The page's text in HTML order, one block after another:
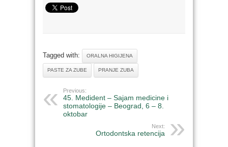
Tagged with: ORALNA HIGIJENA
PASTE ZA ZUBE PRANJE ZUBA
Previous:
45. Medident – Sajam medicine i
stomatologije – Beograd, 6 – 8.
oktobar
Next:
Ortodontska retencija